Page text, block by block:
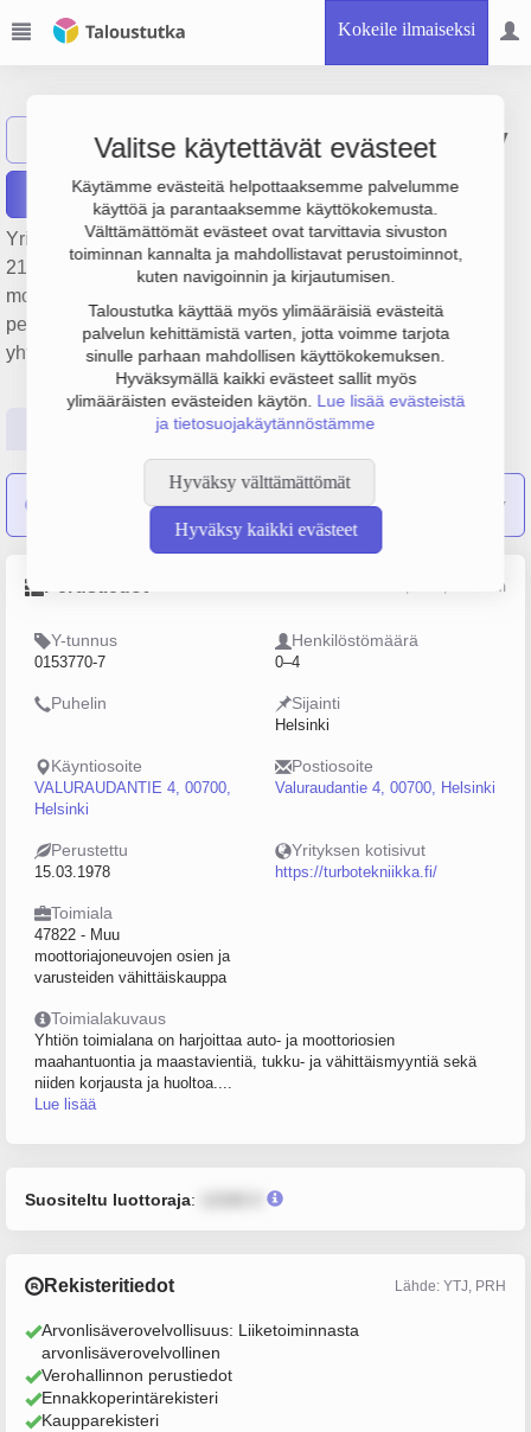
Kokeile ilmaiseksi
Valitse käytettävät evästeet
Käytämme evästeitä helpottaaksemme palvelumme
käyttöä ja parantaaksemme käyttökokemusta.
Välttämättömät evästeet ovat tarvittavia sivuston
toiminnan kannalta ja mahdollistavat perustoiminnot,
kuten navigoinnin ja kirjautumisen.
Taloustutka käyttää myös ylimääräisiä evästeitä
palvelun kehittämistä varten, jotta voimme tarjota
sinulle parhaan mahdollisen käyttökokemuksen.
Hyväksymällä kaikki evästeet sallit myös
ylimääräisten evästeiden käytön. Lue lisää evästeistä
ja tietosuojakäytännöstämme
Hyväksy välttämättömät
Hyväksy kaikki evästeet
Näytä haku T Turbotekniikka Oy
Raportit
Yrityksen Turbotekniikka Oy liikevaihto on 2.9 milj. €, tulos
212 000 € ja henkilöstömäärä 3. Sen päätoimiala on Muu
moottoriajoneuvojen osien ja varusteiden vähittäiskauppa,
perustamisvuosi 1978 ja sijainti Helsinki. Yrityksen
yhtiömuoto Osakeyhtiö (OY).
Tilinpäätösluvut Päättäjätiedot
Turbohuset Abon sulautunut yritykseen Turbotekniikka Oy
Lähde: YTJ, PRH, Traficom
Y-tunnus
0153770-7
Henkilöstömäärä
0–4
Puhelin Sijainti
Helsinki
Käyntiosoite
VALURAUDANTIE 4, 00700,
Helsinki
Postiosoite
Valuraudantie 4, 00700, Helsinki
Perustettu
15.03.1978
Yrityksen kotisivut
https://turbotekniikka.fi/
Toimiala
47822 - Muu
moottoriajoneuvojen osien ja
varusteiden vähittäiskauppa
Toimialakuvaus
Yhtiön toimialana on harjoittaa auto- ja moottoriosien
maahantuontia ja maastavientiä, tukku- ja vähittäismyyntiä sekä
niiden korjausta ja huoltoa....
Lue lisää
Suositeltu luottoraja:
Rekisteritiedot Lähde: YTJ, PRH
Arvonlisäverovelvollisuus: Liiketoiminnasta
arvonlisäverovelvollinen
Verohallinnon perustiedot
Ennakkoperintärekisteri
Kaupparekisteri